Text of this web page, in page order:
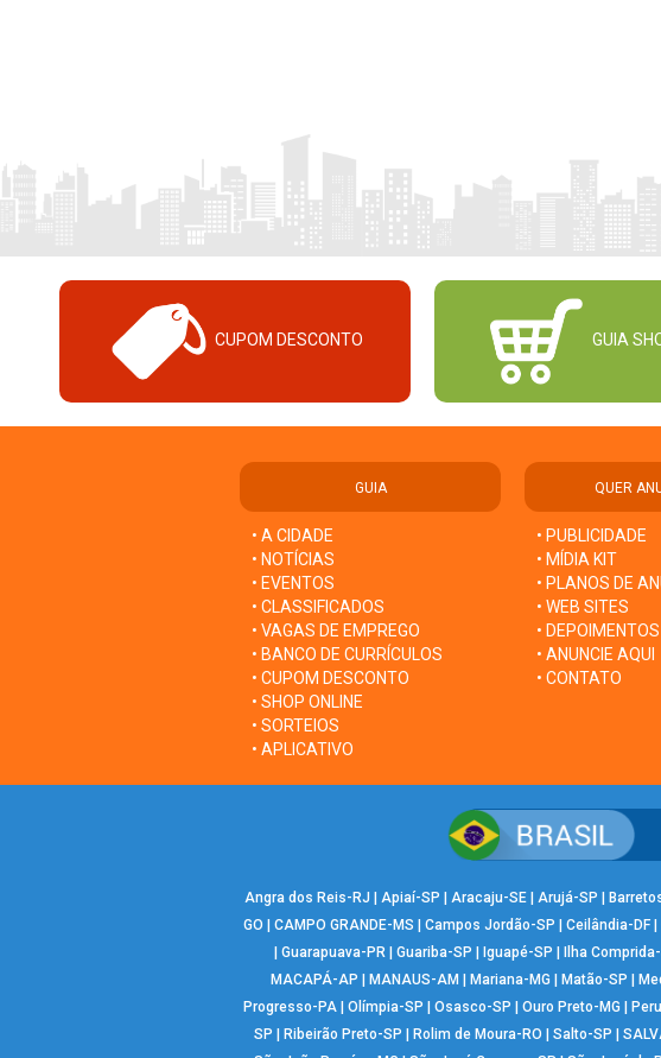
CUPOM DESCONTO GUIA
GUIA
• A CIDADE
• NOTÍCIAS
• EVENTOS
• CLASSIFICADOS
• VAGAS DE EMPREGO
• BANCO DE CURRÍCULOS
• CUPOM DESCONTO
• SHOP ONLINE
• SORTEIOS
• APLICATIVO
QUER
• PUBLICIDADE
• MÍDIA KIT
• PLANOS DE
• WEB SITES
• DEPOIMENTOS
• ANUNCIE AQUI
• CONTATO
Angra dos Reis-RJ Apiaí-SP Aracaju-SE Arujá-SP
GO
CAMPO GRANDE-MS Campos Jordão-SP Ceilândia-DF
Guarapuava-PR Guariba-SP Iguapé-SP Ilha
MACAPÁ-AP
MANAUS-AM Mariana-MG Matão-SP
Progresso-PA| Olímpia-SP Osasco-SP Ouro Preto-MG
SP
Ribeirão Preto-SP Rolim de Moura-RO Salto-SP